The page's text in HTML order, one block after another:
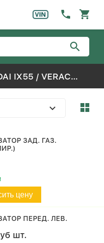
Запчасти для HYUNDAI IX55 / VERACRUZ
ЗАД. ГАЗ.
цену
ПЕРЕД. ЛЕВ.
шт.